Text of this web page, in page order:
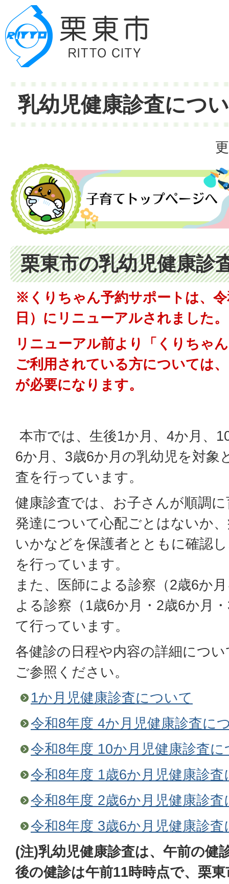
乳幼児健康診査につ
栗東市の乳幼児健康診
※くりちゃん予約サポートは、
日）にリニューアルされました。
リニューアル前より「くりちゃ
ご利用されている方については
が必要になります。
本市では、生後1か月、4か月、
6か月、3歳6か月の乳幼児を対象
査を行っています。
健康診査では、お子さんが順調
発達について心配ごとはないか
いかなどを保護者とともに確認
を行っています。
また、医師による診察（2歳6か
よる診察（1歳6か月・2歳6か月
て行っています。
各健診の日程や内容の詳細につ
ご参照ください。
1か月児健康診査について
令和8年度 4か月児健康診査に
令和8年度 10か月児健康診査
令和8年度 1歳6か月児健康診
令和8年度 2歳6か月児健康診
令和8年度 3歳6か月児健康診
(注)乳幼児健康診査は、午前の健
後の健診は午前11時時点で、栗